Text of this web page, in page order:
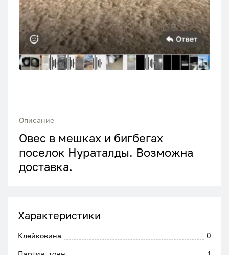
Описание
Овес в мешках и бигбегах
поселок Нураталды. Возможна
доставка.
Характеристики
Клейковина 0